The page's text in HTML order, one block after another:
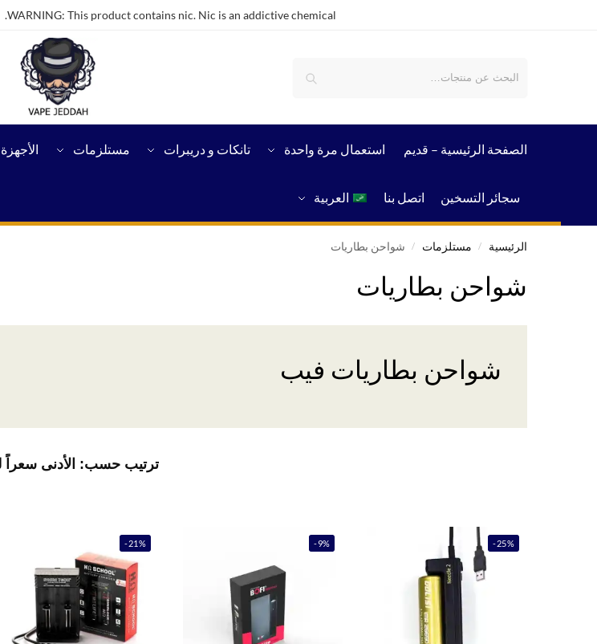
WARNING: This product contains nic. Nic is an addictive chemical.
الصفحة الرئيسية – قدیم استعمال مرة واحدة تانكات و دريبرات مستلزمات الأجهزة
سجائر التسخين اتصل بنا العربية
الرئيسية / مستلزمات / شواحن بطاريات
شواحن بطاريات
شواحن بطاريات فيب
-25%
-9%
-21%